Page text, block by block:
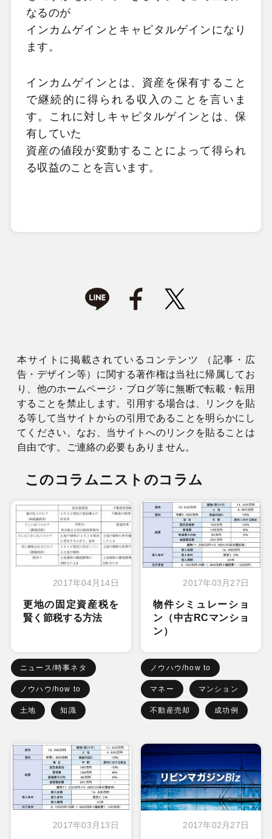
なるのが
インカムゲインとキャピタルゲインになり
ます。
インカムゲインとは、資産を保有すること
で継続的に得られる収入のことを言いま
す。これに対しキャピタルゲインとは、保
有していた
資産の値段が変動することによって得られ
る収益のことを言います。
本サイトに掲載されているコンテンツ （記事・広
告・デザイン等）に関する著作権は当社に帰属してお
り、他のホームページ・ブログ等に無断で転載・転用
することを禁止します。引用する場合は、リンクを貼
る等して当サイトからの引用であることを明らかにし
てください。なお、当サイトへのリンクを貼ることは
自由です。ご連絡の必要もありません。
このコラムニストのコラム
2017年04月14日
更地の固定資産税を
賢く節税する方法
ニュース/時事ネタ
ノウハウ/how to
土地 知識
2017年03月27日
物件シミュレーショ
ン（中古RCマンショ
ン）
ノウハウ/how to
マネー マンション
不動産売却 成功例
2017年03月13日 2017年02月27日